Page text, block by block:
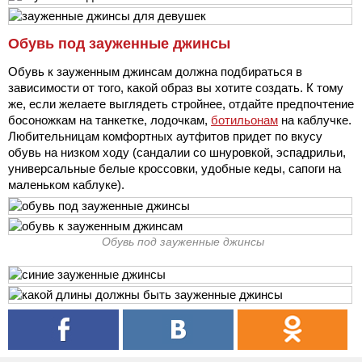
Обувь под зауженные джинсы
Обувь к зауженным джинсам должна подбираться в
зависимости от того, какой образ вы хотите создать. К тому
же, если желаете выглядеть стройнее, отдайте предпочтение
босоножкам на танкетке, лодочкам, ботильонам на каблучке.
Любительницам комфортных аутфитов придет по вкусу
обувь на низком ходу (сандалии со шнуровкой, эспадрильи,
универсальные белые кроссовки, удобные кеды, сапоги на
маленьком каблуке).
Обувь под зауженные джинсы